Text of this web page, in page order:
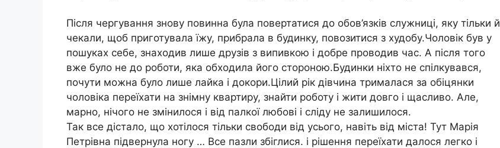
Після чергування знову повинна була повертатися до обов’язків служниці, яку тільки й
чекали, щоб приготувала їжу, прибрала в будинку, повозитися з худобу.Чоловік був у
пошуках себе, знаходив лише друзів з випивкою і добре проводив час. А після того
вже було не до роботи, яка обходила його стороною.Будинки ніхто не спілкувався,
почути можна було лише лайка і докори.Цілий рік дівчина трималася за обіцянки
чоловіка переїхати на знімну квартиру, знайти роботу і жити довго і щасливо. Але,
марно, нічого не змінилося і від палкої любові і сліду не залишилося.
Так все дістало, що хотілося тільки свободи від усього, навіть від міста! Тут Марія
Петрівна підвернула ногу … Все пазли збіглися. і рішення переїхати далося легко і